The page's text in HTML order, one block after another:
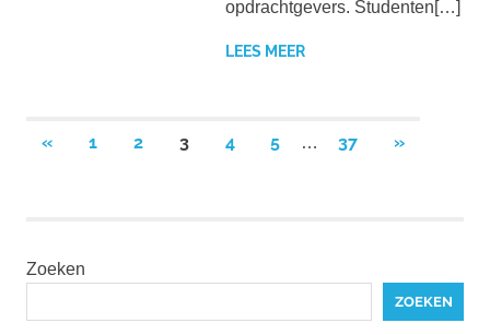
opdrachtgevers. Studenten[…]
LEES MEER
Berichten
«VORIGE
1 2 3 4 5 … 37
VOLGENDE
»
Zoeken
ZOEKEN